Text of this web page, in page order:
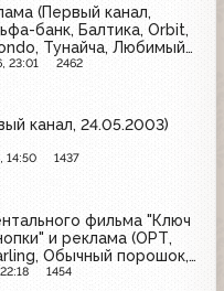
(Первый канал,
банк, Балтика, Orbit,
Тунайча, Любимый
23:01 2462
канал, 24.05.2003)
14:50 1437
фильма "Ключ
и реклама (ОРТ,
Обычный порошок,
Ременс, Миф, Knorr
1454